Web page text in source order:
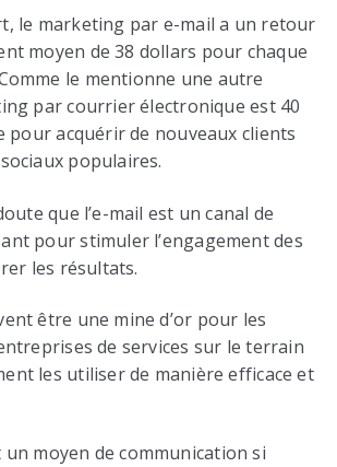
le marketing par e-mail a un retour
moyen de 38 dollars pour chaque
le mentionne une autre
par courrier électronique est 40
pour acquérir de nouveaux clients
populaires.
que l’e-mail est un canal de
pour stimuler l’engagement des
les résultats.
être une mine d’or pour les
de services sur le terrain
les utiliser de manière efficace et
moyen de communication si